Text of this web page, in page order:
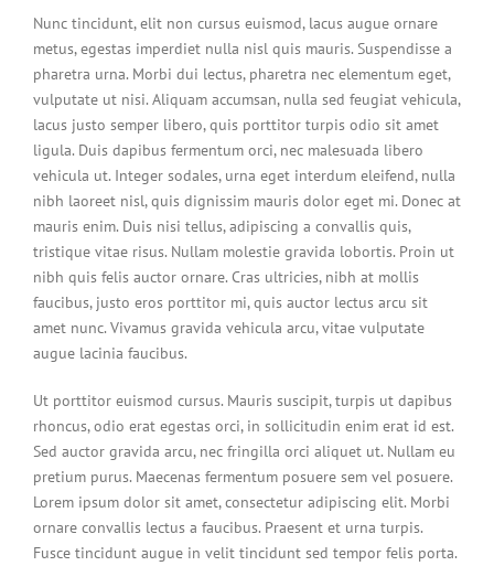
Nunc tincidunt, elit non cursus euismod, lacus augue ornare
metus, egestas imperdiet nulla nisl quis mauris. Suspendisse a
pharetra urna. Morbi dui lectus, pharetra nec elementum eget,
vulputate ut nisi. Aliquam accumsan, nulla sed feugiat vehicula,
lacus justo semper libero, quis porttitor turpis odio sit amet
ligula. Duis dapibus fermentum orci, nec malesuada libero
vehicula ut. Integer sodales, urna eget interdum eleifend, nulla
nibh laoreet nisl, quis dignissim mauris dolor eget mi. Donec at
mauris enim. Duis nisi tellus, adipiscing a convallis quis,
tristique vitae risus. Nullam molestie gravida lobortis. Proin ut
nibh quis felis auctor ornare. Cras ultricies, nibh at mollis
faucibus, justo eros porttitor mi, quis auctor lectus arcu sit
amet nunc. Vivamus gravida vehicula arcu, vitae vulputate
augue lacinia faucibus.
Ut porttitor euismod cursus. Mauris suscipit, turpis ut dapibus
rhoncus, odio erat egestas orci, in sollicitudin enim erat id est.
Sed auctor gravida arcu, nec fringilla orci aliquet ut. Nullam eu
pretium purus. Maecenas fermentum posuere sem vel posuere.
Lorem ipsum dolor sit amet, consectetur adipiscing elit. Morbi
ornare convallis lectus a faucibus. Praesent et urna turpis.
Fusce tincidunt augue in velit tincidunt sed tempor felis porta.